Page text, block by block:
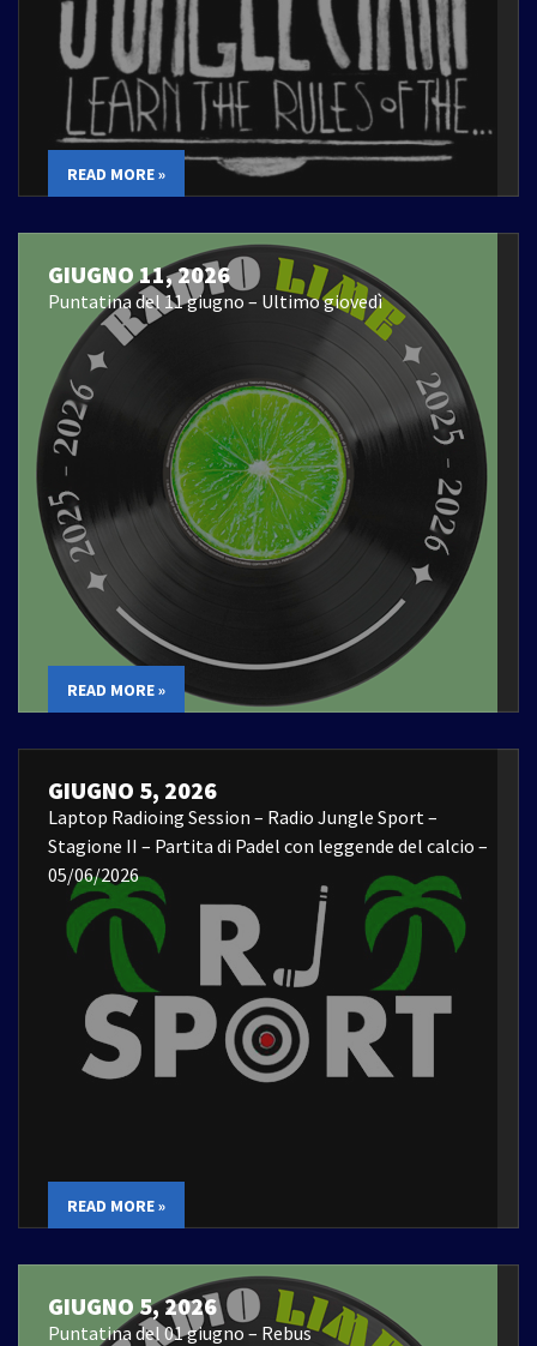
READ MORE »
GIUGNO 11, 2026
Puntatina del 11 giugno – Ultimo giovedì
READ MORE »
GIUGNO 5, 2026
Laptop Radioing Session – Radio Jungle Sport –
Stagione II – Partita di Padel con leggende del calcio –
05/06/2026
READ MORE »
GIUGNO 5, 2026
Puntatina del 01 giugno – Rebus